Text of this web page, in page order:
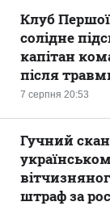
7 серпня 20:53
Клуб
солідне
капітан
після
Гучний
штраф за